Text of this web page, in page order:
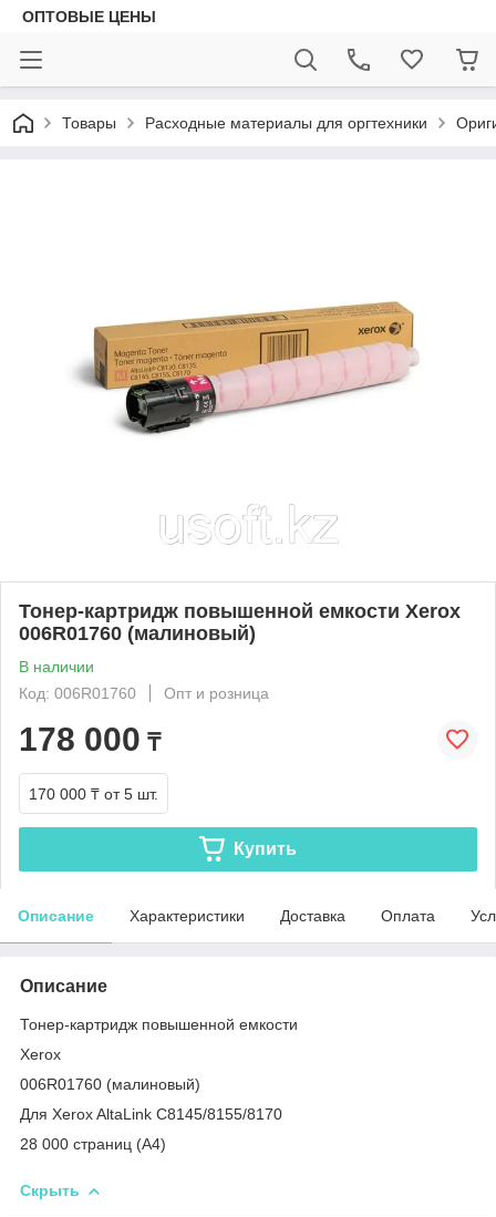
ОПТОВЫЕ ЦЕНЫ
Товары Расходные материалы для оргтехники
Тонер-картридж повышенной емкости Xerox
006R01760 (малиновый)
В наличии
Код: 006R01760
Опт и розница
178 000 ₸
170 000 ₸ от 5 шт.
Купить
Описание Характеристики Доставка Оплата
Описание
Тонер-картридж повышенной емкости
Xerox
006R01760 (малиновый)
Для Xerox AltaLink C8145/8155/8170
28 000 страниц (А4)
Скрыть